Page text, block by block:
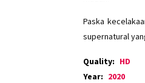
Paska
supernatural
Quality: HD
Year: 2020